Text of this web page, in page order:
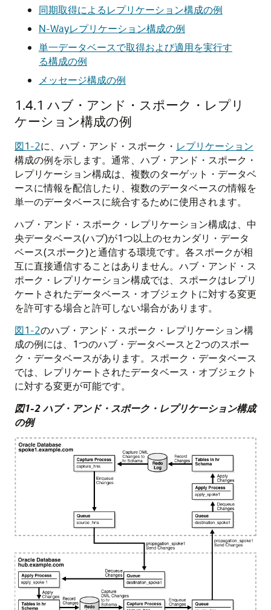
同期取得によるレプリケーション構成の例
N-Wayレプリケーション構成の例
単一データベースで取得および適用を実行す
る構成の例
メッセージ構成の例
1.4.1 ハブ・アンド・スポーク・レプリ
ケーション構成の例
図1-2に、ハブ・アンド・スポーク・ レプリケーション
構成の例を示します。通常、ハブ・アンド・スポーク・
レプリケーション構成は、複数のターゲット・データベ
ースに情報を配信したり、複数のデータベースの情報を
単一のデータベースに統合するために使用されます。
ハブ・アンド・スポーク・レプリケーション構成は、中
央データベース(ハブ)が1つ以上のセカンダリ・データ
ベース(スポーク)と通信する環境です。各スポークが相
互に直接通信することはありません。ハブ・アンド・ス
ポーク・レプリケーション構成では、スポークはレプリ
ケートされたデータベース・オブジェクトに対する変更
を許可する場合と許可しない場合があります。
図1-2のハブ・アンド・スポーク・レプリケーション構
成の例には、1つのハブ・データベースと2つのスポー
ク・データベースがあります。スポーク・データベース
では、レプリケートされたデータベース・オブジェクト
に対する変更が可能です。
図1-2 ハブ・アンド・スポーク・レプリケーション構成
の例